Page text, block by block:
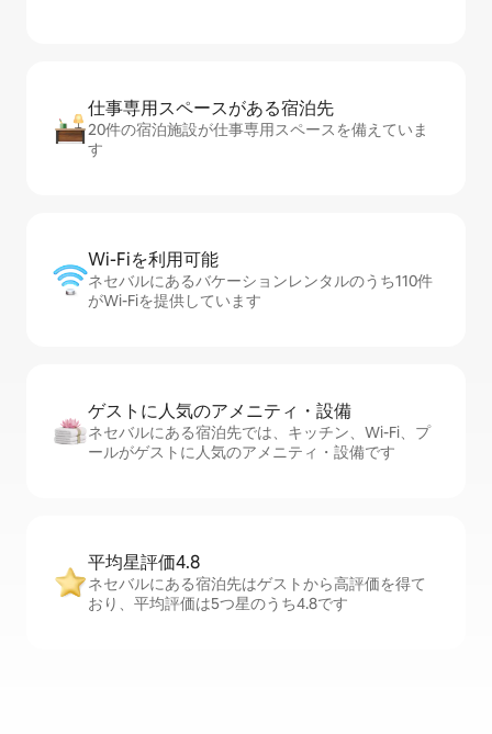
仕事専用ス⁠ペ⁠ー⁠スがあ⁠る宿⁠泊⁠先
20件の宿泊施設が仕事専用スペースを備えていま
す
Wi-Fiを利⁠用⁠可⁠能
ネセバルにあるバケーションレンタルのうち110件
がWi-Fiを提供しています
ゲストに人⁠気⁠のア⁠メ⁠ニ⁠テ⁠ィ・設⁠備
ネセバルにある宿泊先では、キッチン、Wi-Fi、プ
ールがゲストに人気のアメニティ・設備です
平均星評価4.8
ネセバルにある宿泊先はゲストから高評価を得て
おり、平均評価は5つ星のうち4.8です